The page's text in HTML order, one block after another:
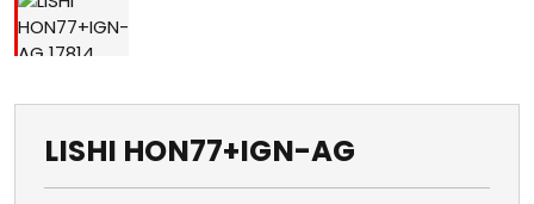
LISHI HON77+IGN-AG